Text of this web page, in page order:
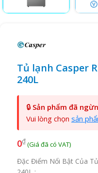
Tủ lạnh Casper
240L
🔒 Sản phẩm đã
Vui lòng chọn sản
0₫
Đặc Điểm Nổi Bật Của